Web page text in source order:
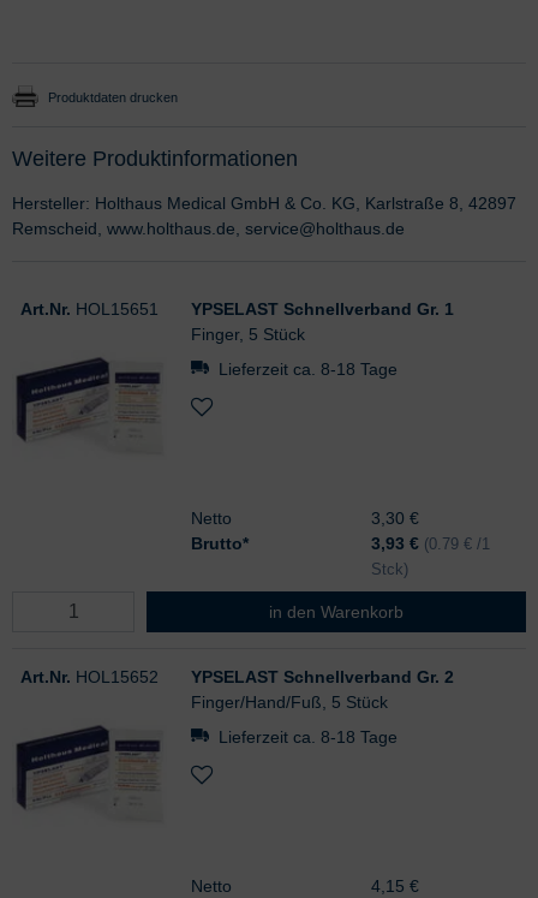
Produktdaten drucken
Weitere Produktinformationen
Hersteller: Holthaus Medical GmbH & Co. KG, Karlstraße 8, 42897
Remscheid, www.holthaus.de, service@holthaus.de
Art.Nr. HOL15651
YPSELAST Schnellverband Gr. 1
Finger, 5 Stück
Lieferzeit ca. 8-18 Tage
Netto
3,30 €
Brutto*
3,93 € (0.79 € /1
Stck)
YPSELAST Schnellverband Gr. 1
in den Warenkorb
Art.Nr. HOL15652
YPSELAST Schnellverband Gr. 2
Finger/Hand/Fuß, 5 Stück
Lieferzeit ca. 8-18 Tage
Netto
4,15 €